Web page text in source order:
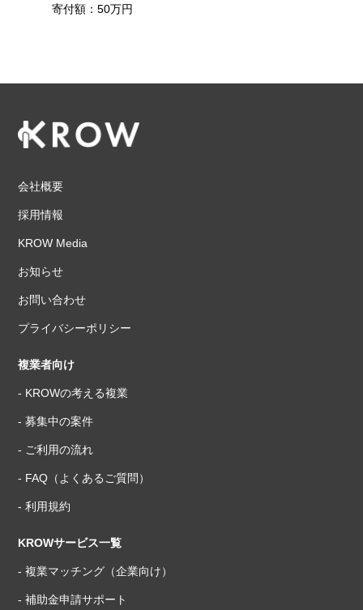
寄付額：50万円
会社概要
採用情報
KROW Media
お知らせ
お問い合わせ
プライバシーポリシー
複業者向け
- KROWの考える複業
- 募集中の案件
- ご利用の流れ
- FAQ（よくあるご質問）
- 利用規約
KROWサービス一覧
- 複業マッチング（企業向け）
- 補助金申請サポート